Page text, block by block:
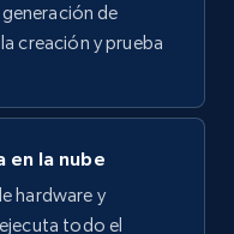
by using
Initial
count, and
de
creación y prueba
en la nube
hardware y
todo el